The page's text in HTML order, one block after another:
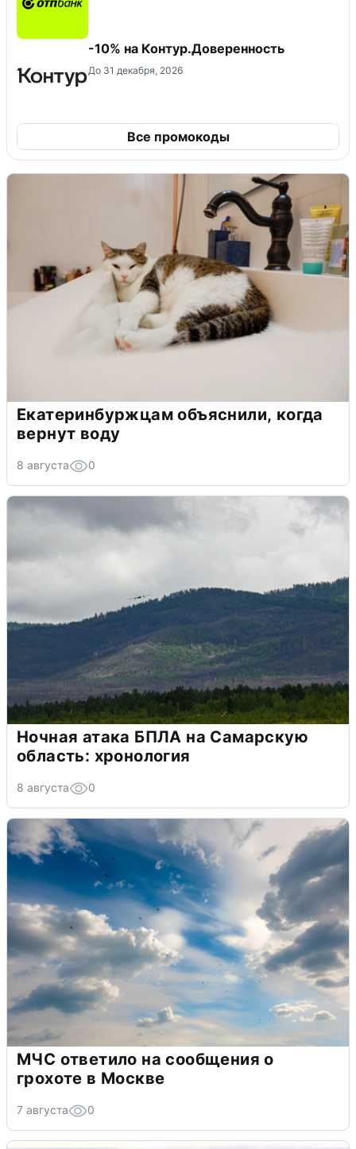
-10% на Контур.Доверенность
До 31 декабря, 2026
Все промокоды
Екатеринбуржцам объяснили, когда
вернут воду
8 августа 0
Ночная атака БПЛА на Самарскую
область: хронология
8 августа 0
МЧС ответило на сообщения о
грохоте в Москве
7 августа 0